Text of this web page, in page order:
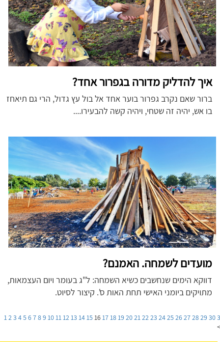
איך להדליק מדורה בגפרור אחד?
ברור שאם נקרב גפרור בוער אחד אל בול עץ גדול, הרי גם תיאחז
בו אש, יהיה זה שטחי, ויהיה קשה להבעירו....
מועדים לשמחה. האמנם?
דווקא הימים שנחשבים כשיא השמחה: ל"ג בעומר ויום העצמאות,
מתויקים ביומני האישי תחת האות ס'. קיצור לסיוט.
123456789101112131415161718192021222324252627282930
>